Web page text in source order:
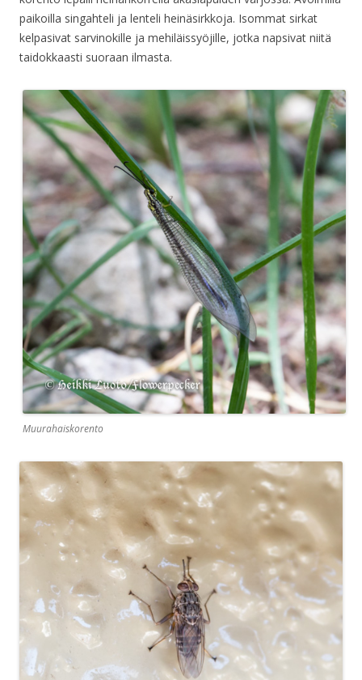
paikoilla singahteli ja lenteli heinäsirkkoja. Isommat sirkat
kelpasivat sarvinokille ja mehiläissyöjille, jotka napsivat niitä
taidokkaasti suoraan ilmasta.
Muurahaiskorento